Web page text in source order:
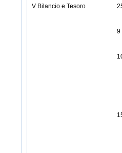
V Bilancio e Tesoro
9